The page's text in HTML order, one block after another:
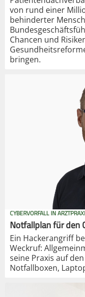
von rund einer
behinderter
Chancen und
bringen.
CYBERVORFALL IN
Notfallplan für den
Ein Hackerangriff
Weckruf:
seine Praxis auf
Notfallboxen,